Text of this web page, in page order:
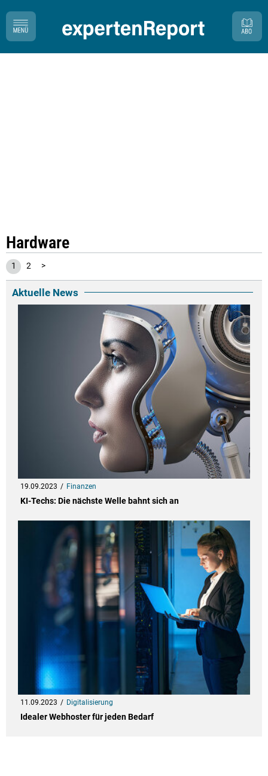
Hardware
1 2 >
Aktuelle News
19.09.2023 Finanzen
KI-Techs: Die nächste Welle bahnt sich an
11.09.2023 Digitalisierung
Idealer Webhoster für jeden Bedarf